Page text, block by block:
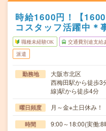
時給1600円！【
コスタッフ活躍中＊
職種未経験OK 交通費別途支給
派遣
勤務地
大阪市北区
西梅田駅から徒歩3
線)駅から徒歩4分
曜日頻度 月～金※土日休み！
時間 9:00～18:00(実働:8